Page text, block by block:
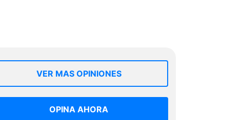
VER MAS OPINIONES
OPINA AHORA